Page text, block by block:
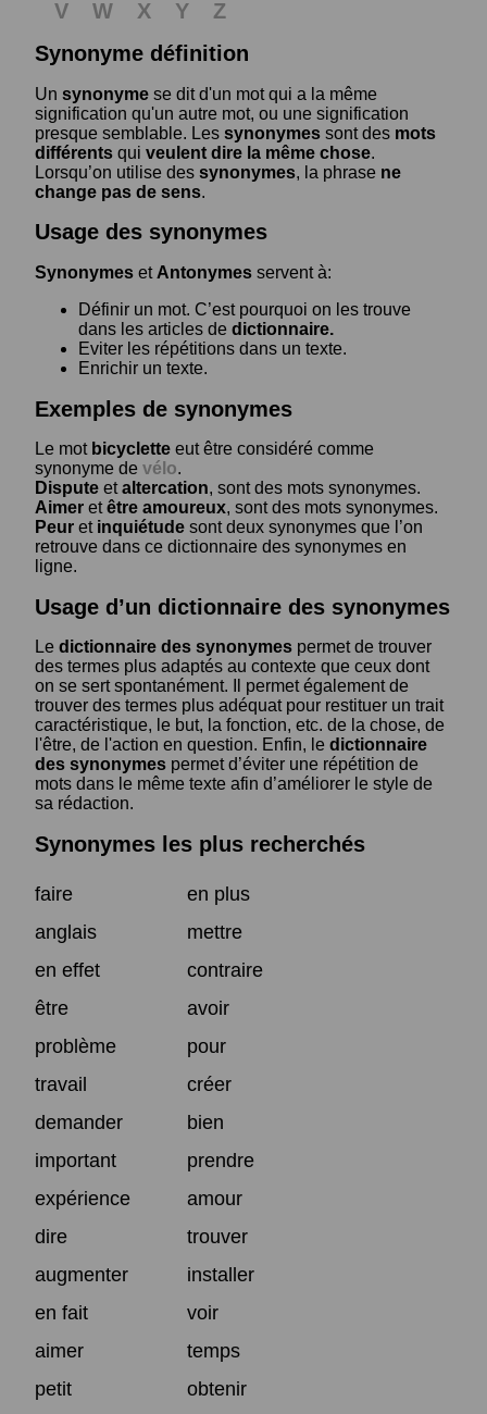
V W X Y
Z
Synonyme définition
Un synonyme se dit d'un mot qui a la même
signification qu'un autre mot, ou une signification
presque semblable. Les synonymes sont des mots
différents qui veulent dire la même chose.
Lorsqu’on utilise des synonymes, la phrase ne
change pas de sens.
Usage des synonymes
Synonymes et Antonymes servent à:
Définir un mot. C’est pourquoi on les trouve
dans les articles de dictionnaire.
Eviter les répétitions dans un texte.
Enrichir un texte.
Exemples de synonymes
Le mot bicyclette eut être considéré comme
synonyme de vélo.
Dispute etaltercation, sont des mots synonymes.
Aimer etêtre amoureux, sont des mots synonymes.
Peur et inquiétude sont deux synonymes que l’on
retrouve dans ce dictionnaire des synonymes en
ligne.
Usage d’un dictionnaire des synonymes
Le dictionnaire des synonymes permet de trouver
des termes plus adaptés au contexte que ceux dont
on se sert spontanément. Il permet également de
trouver des termes plus adéquat pour restituer un trait
caractéristique, le but, la fonction, etc. de la chose, de
l'être, de l'action en question. Enfin, le dictionnaire
des synonymes permet d’éviter une répétition de
mots dans le même texte afin d’améliorer le style de
sa rédaction.
Synonymes les plus recherchés
faire
en plus
anglais
mettre
en effet
contraire
être
avoir
problème
pour
travail
créer
demander
bien
important
prendre
expérience
amour
dire
trouver
augmenter
installer
en fait
voir
aimer
temps
petit
obtenir